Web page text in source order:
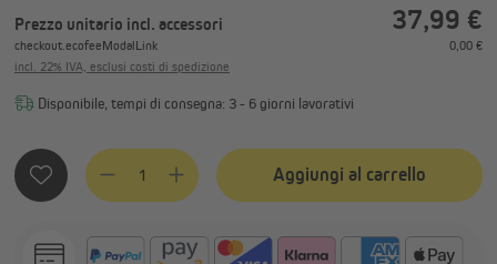
Prezzo unitario incl. accessori 37,99 €
checkout.ecofeeModalLink
0,00 €
incl. 22% IVA, esclusi costi di spedizione
Disponibile, tempi di consegna: 3 - 6 giorni lavorativi
Quantità del prodotto: inserisci la quantità desiderata o
Aggiungi al carrello